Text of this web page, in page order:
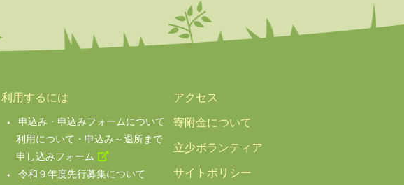
利用するには
申込み・申込みフォームについて
利用について・申込み～退所まで
申し込みフォーム
令和９年度先行募集について
アクセス
寄附金について
立少ボランティア
サイトポリシー